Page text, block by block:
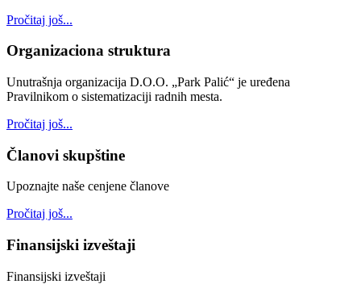
Pročitaj još...
Organizaciona struktura
Unutrašnja organizacija D.O.O. „Park Palić“ je uređena
Pravilnikom o sistematizaciji radnih mesta.
Pročitaj još...
Članovi skupštine
Upoznajte naše cenjene članove
Pročitaj još...
Finansijski izveštaji
Finansijski izveštaji